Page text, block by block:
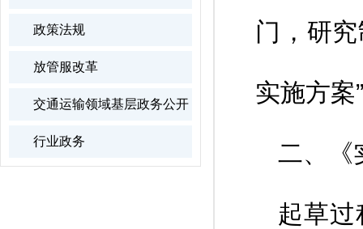
政策法规
放管服改革
交通运输领域基层政务公开
行业政务
门，研
实施方案
二、《
起草